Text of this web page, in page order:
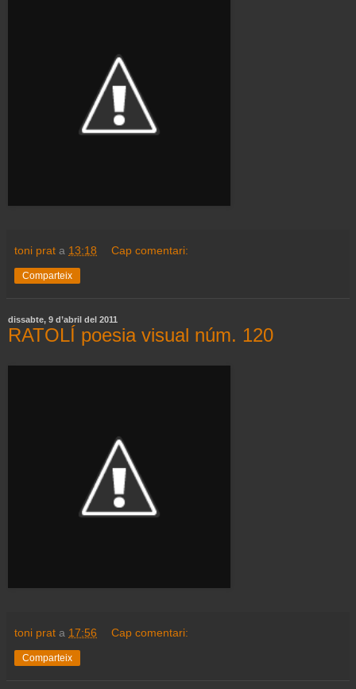
toni prat a 13:18 Cap comentari:
Comparteix
dissabte, 9 d’abril del 2011
RATOLÍ poesia visual núm. 120
toni prat a 17:56 Cap comentari:
Comparteix